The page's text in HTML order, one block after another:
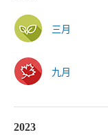
三月
九月
2023